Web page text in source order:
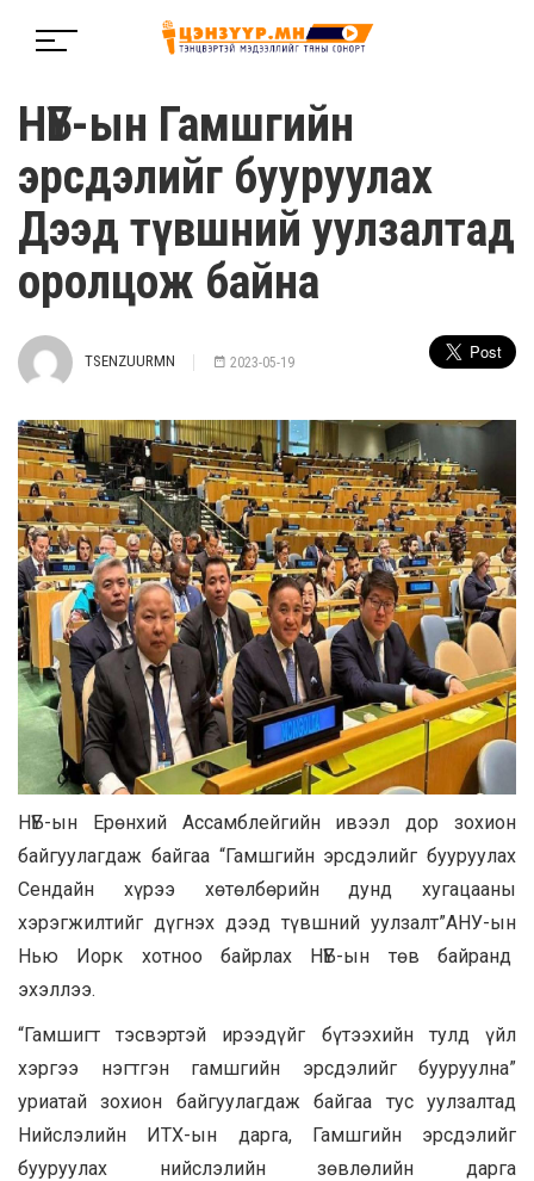
НҮБ-ын Гамшгийн
эрсдэлийг бууруулах
Дээд түвшний уулзалтад
оролцож байна
TSENZUURMN 2023-05-19
НҮБ-ын Ерөнхий Ассамблейгийн ивээл дор зохион
байгуулагдаж байгаа “Гамшгийн эрсдэлийг бууруулах
Сендайн хүрээ хөтөлбөрийн дунд хугацааны
хэрэгжилтийг дүгнэх дээд түвшний уулзалт”АНУ-ын
Нью Иорк хотноо байрлах НҮБ-ын төв байранд
эхэллээ.
“Гамшигт тэсвэртэй ирээдүйг бүтээхийн тулд үйл
хэргээ нэгтгэн гамшгийн эрсдэлийг бууруулна”
уриатай зохион байгуулагдаж байгаа тус уулзалтад
Нийслэлийн ИТХ-ын дарга, Гамшгийн эрсдэлийг
бууруулах нийслэлийн зөвлөлийн дарга